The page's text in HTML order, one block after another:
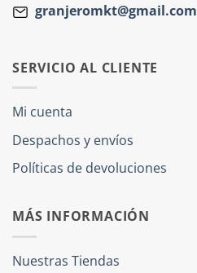
granjeromkt@gmail.com
SERVICIO AL CLIENTE
Mi cuenta
Despachos y envíos
Políticas de devoluciones
MÁS INFORMACIÓN
Nuestras Tiendas